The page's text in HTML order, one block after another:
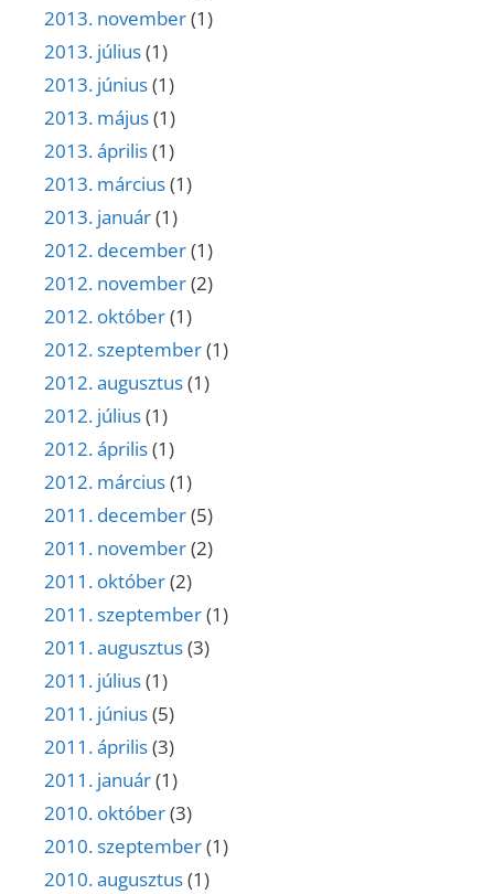
2013. november(1)
2013. július(1)
2013. június(1)
2013. május(1)
2013. április(1)
2013. március(1)
2013. január(1)
2012. december(1)
2012. november(2)
2012. október(1)
2012. szeptember(1)
2012. augusztus(1)
2012. július(1)
2012. április(1)
2012. március(1)
2011. december(5)
2011. november(2)
2011. október(2)
2011. szeptember(1)
2011. augusztus(3)
2011. július(1)
2011. június(5)
2011. április(3)
2011. január(1)
2010. október(3)
2010. szeptember(1)
2010. augusztus(1)